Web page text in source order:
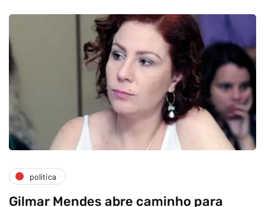
política
Gilmar Mendes abre caminho para